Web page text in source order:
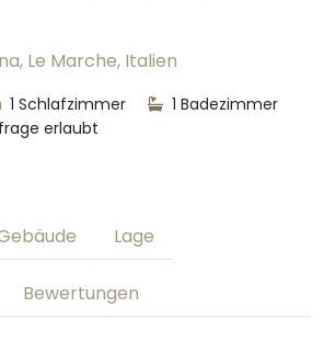
Le Marche, Italien
1 Schlafzimmer
1 Badezimmer
erlaubt
Lage
Bewertungen